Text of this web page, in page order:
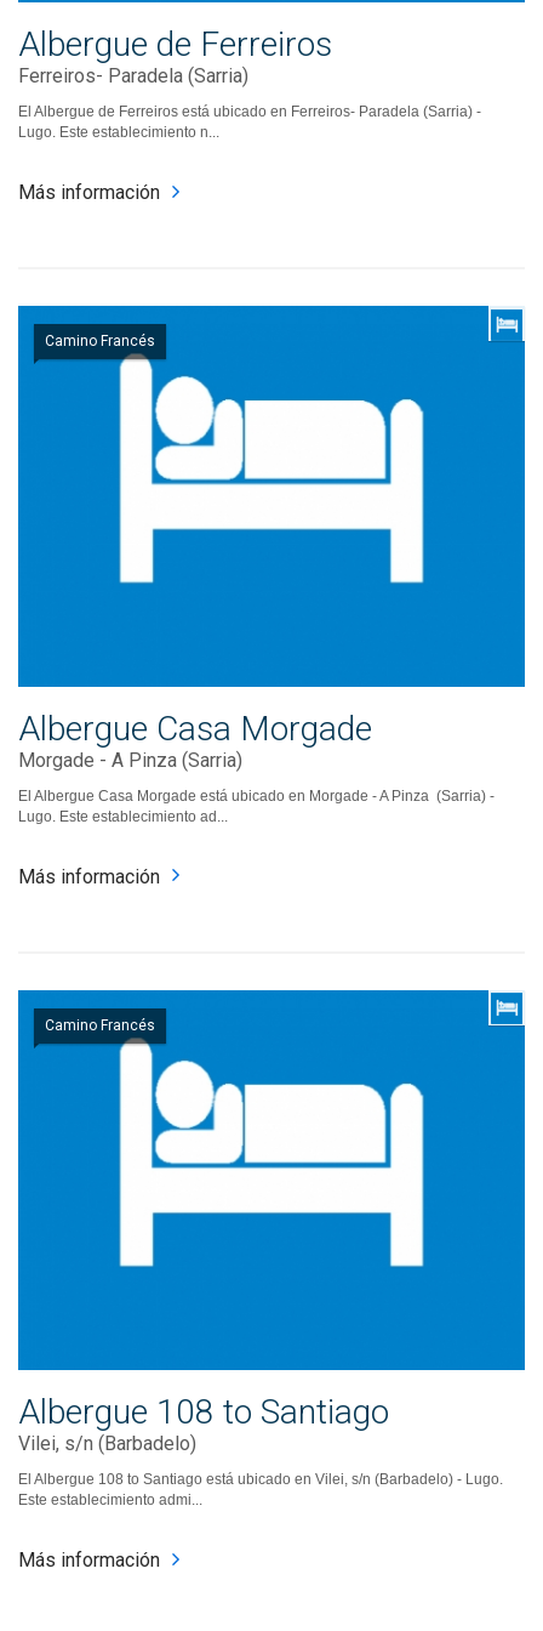
Albergue de Ferreiros
Ferreiros- Paradela (Sarria)
El Albergue de Ferreiros está ubicado en Ferreiros- Paradela (Sarria) -
Lugo. Este establecimiento n...
Más información
Camino Francés
Albergue Casa Morgade
Morgade - A Pinza (Sarria)
El Albergue Casa Morgade está ubicado en Morgade - A Pinza (Sarria) -
Lugo. Este establecimiento ad...
Más información
Camino Francés
Albergue 108 to Santiago
Vilei, s/n (Barbadelo)
El Albergue 108 to Santiago está ubicado en Vilei, s/n (Barbadelo) - Lugo.
Este establecimiento admi...
Más información